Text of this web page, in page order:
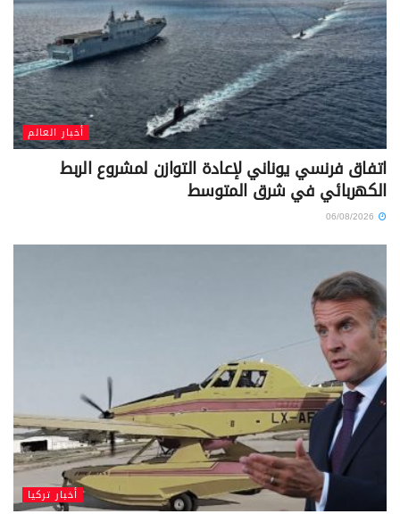
أخبار العالم
اتفاق فرنسي يوناني لإعادة التوازن لمشروع الربط
الكهربائي في شرق المتوسط
أخبار تركيا